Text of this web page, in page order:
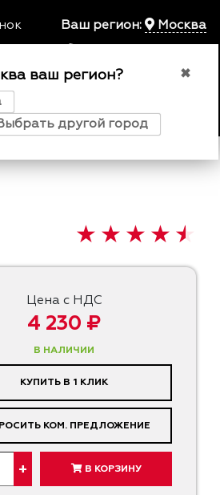
Ваш регион: Москва
✖
ваш регион?
другой город
Пн-Пт 9
00
0
Цена с НДС
4 230 ₽
В НАЛИЧИИ
КУПИТЬ В 1 КЛИК
КОМ. ПРЕДЛОЖЕНИЕ
+ В КОРЗИНУ